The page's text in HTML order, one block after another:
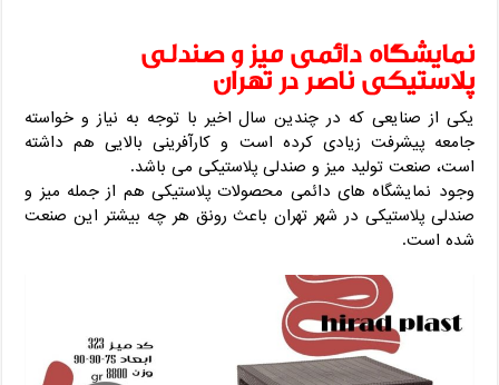
نمایشگاه دائمی میز و صندلی
پلاستیکی ناصر در تهران
یکی از صنایعی که در چندین سال اخیر با توجه به نیاز و خواسته
جامعه پیشرفت زیادی کرده است و کارآفرینی بالایی هم داشته
است، صنعت تولید میز و صندلی پلاستیکی می باشد.
وجود نمایشگاه های دائمی محصولات پلاستیکی هم از جمله میز و
صندلی پلاستیکی در شهر تهران باعث رونق هر چه بیشتر این صنعت
شده است.